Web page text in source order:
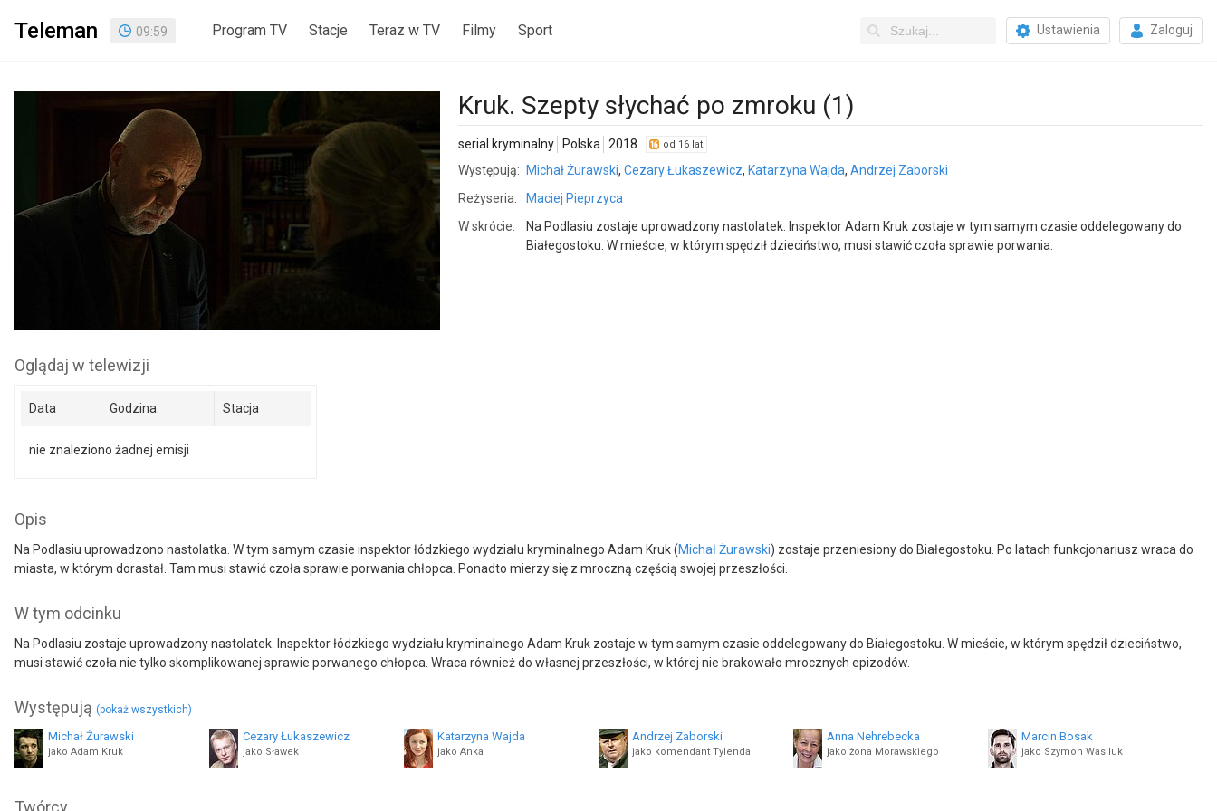
Teleman 09:59 Program TV Stacje Teraz w TV Filmy Sport Ustawienia Zaloguj
Kruk. Szepty słychać po zmroku (1)
serial kryminalny Polska 2018 od 16 lat
Występują: Michał Żurawski, Cezary Łukaszewicz, Katarzyna Wajda, Andrzej Zaborski
Reżyseria:
Maciej Pieprzyca
W skrócie:
Na Podlasiu zostaje uprowadzony nastolatek. Inspektor Adam Kruk zostaje w tym samym czasie oddelegowany do
Białegostoku. W mieście, w którym spędził dzieciństwo, musi stawić czoła sprawie porwania.
Oglądaj w telewizji
Data Godzina Stacja
nie znaleziono żadnej emisji
Opis
Na Podlasiu uprowadzono nastolatka. W tym samym czasie inspektor łódzkiego wydziału kryminalnego Adam Kruk (Michał Żurawski) zostaje przeniesiony do Białegostoku. Po latach funkcjonariusz wraca do
miasta, w którym dorastał. Tam musi stawić czoła sprawie porwania chłopca. Ponadto mierzy się z mroczną częścią swojej przeszłości.
W tym odcinku
Na Podlasiu zostaje uprowadzony nastolatek. Inspektor łódzkiego wydziału kryminalnego Adam Kruk zostaje w tym samym czasie oddelegowany do Białegostoku. W mieście, w którym spędził dzieciństwo,
musi stawić czoła nie tylko skomplikowanej sprawie porwanego chłopca. Wraca również do własnej przeszłości, w której nie brakowało mrocznych epizodów.
Występują (pokaż wszystkich)
Michał Żurawski
jako Adam Kruk
Cezary Łukaszewicz
jako Sławek
Katarzyna Wajda
jako Anka
Andrzej Zaborski
jako komendant Tylenda
Anna Nehrebecka
jako żona Morawskiego
Marcin Bosak
jako Szymon Wasiluk
jako Zygmunt Morawski
Twórcy